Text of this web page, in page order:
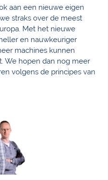
aan een nieuwe eigen
straks over de meest
Met het nieuwe
en nauwkeuriger
machines kunnen
We hopen dan nog meer
volgens de principes van